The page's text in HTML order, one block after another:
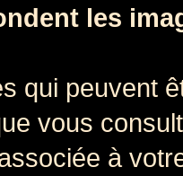
les
qui peuvent
vous
à